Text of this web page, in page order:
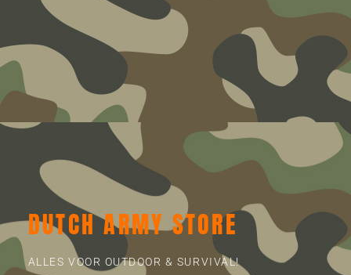
DUTCH ARMY STORE
ALLES VOOR OUTDOOR & SURVIVAL!